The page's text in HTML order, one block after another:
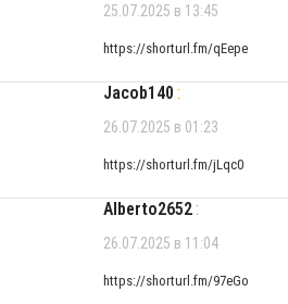
25.07.2025 в 13:45
https://shorturl.fm/qEepe
Jacob140 :
26.07.2025 в 01:23
https://shorturl.fm/jLqc0
Alberto2652:
26.07.2025 в 11:04
https://shorturl.fm/97eGo